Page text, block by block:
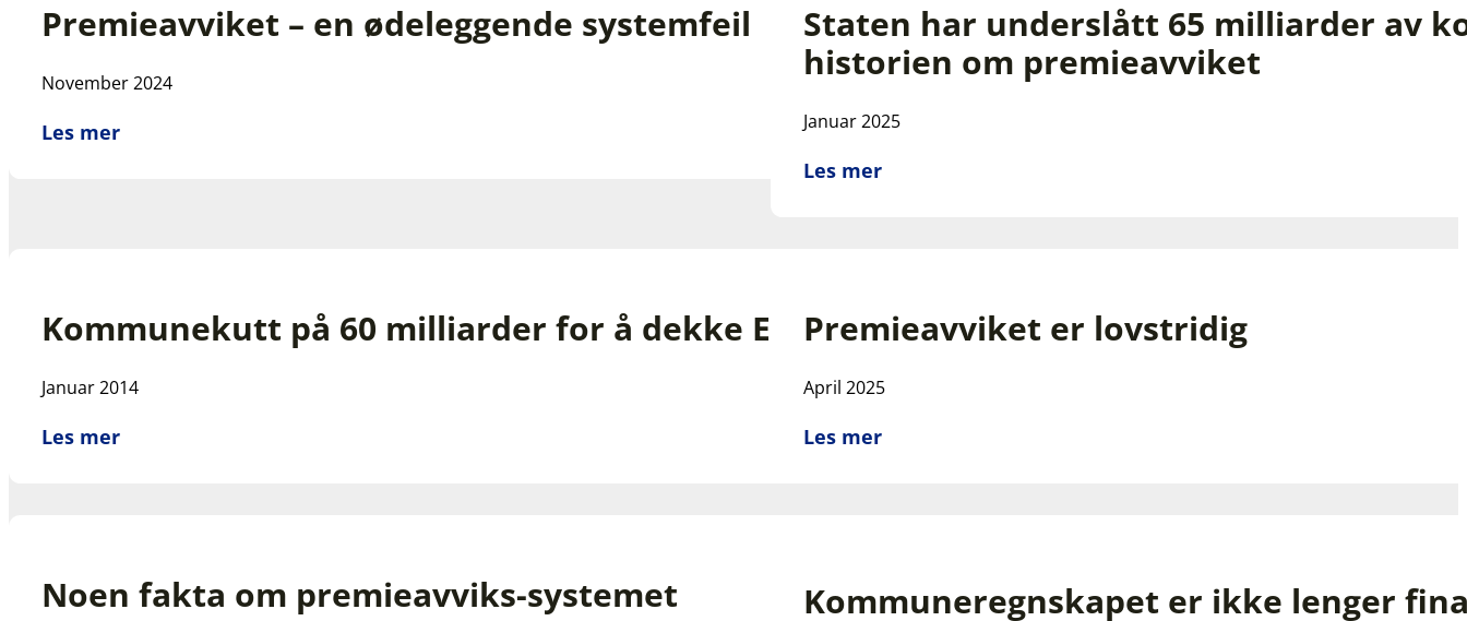
Premieavviket – en ødeleggende systemfeil
November 2024
Les mer
Staten har underslått 65 milliarder av
historien om premieavviket
Januar 2025
Les mer
Kommunekutt på 60 milliarder for å dekke Erna Solbergs bokføringstriks?
Januar 2014
Les mer
Premieavviket er lovstridig
April 2025
Les mer
Noen fakta om premieavviks-systemet Kommuneregnskapet er ikke lenger